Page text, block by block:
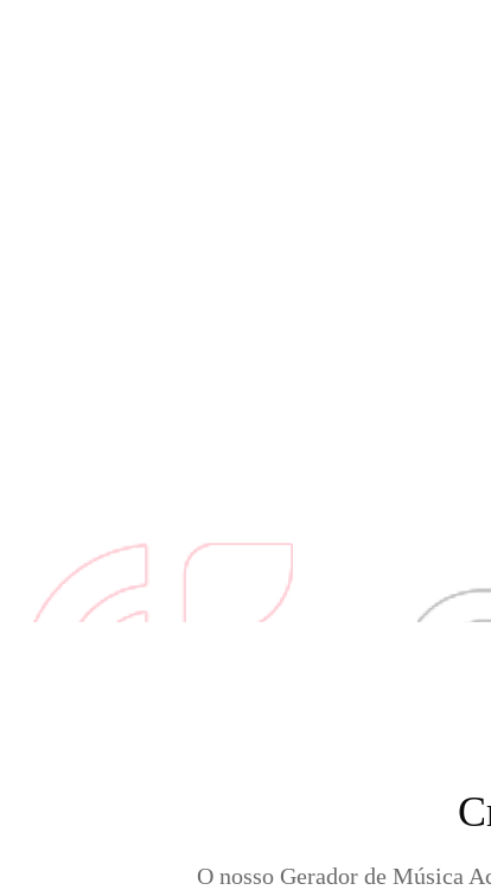
O nosso Gerador de Música